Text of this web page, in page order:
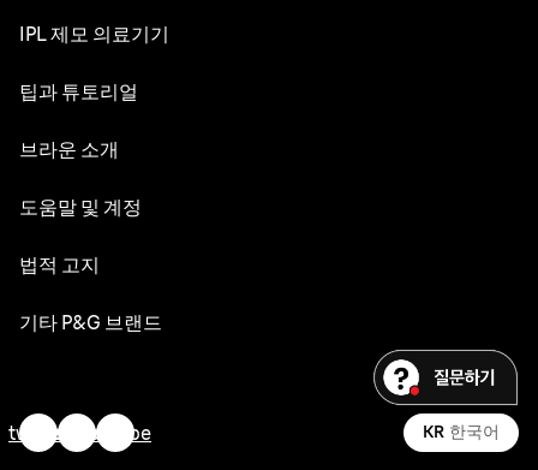
NEVO
시리즈 7
교체 부품
IPL 제모 의료기기
실크 엑스퍼트 Pro 5
팁과 튜토리얼
면도의 세계
헤어 스타일링
피부 관리 팁
브라운 소개
디자인 & 장인정신
도움말 및 계정
고객 서비스
법적 고지
웹사이트 이용약관
기재 사항
기타 P&G 브랜드
오랄-비
Old Spice
twitterfacebookyoutube KR 한국어